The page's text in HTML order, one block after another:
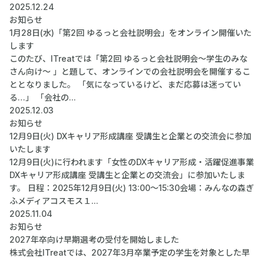
2025.12.24
お知らせ
1月28日(水)「第2回 ゆるっと会社説明会」をオンライン開催いた
します
このたび、ITreatでは「第2回 ゆるっと会社説明会～学生のみな
さん向け～ 」と題して、オンラインでの会社説明会を開催するこ
ととなりました。 「気になっているけど、まだ応募は迷ってい
る…」 「会社の...
2025.12.03
お知らせ
12月9日(火) DXキャリア形成講座 受講生と企業との交流会に参加
いたします
12月9日(火)に行われます「女性のDXキャリア形成・活躍促進事業
DXキャリア形成講座 受講生と企業との交流会」に参加いたしま
す。 日程：2025年12月9日(火) 13:00～15:30会場：みんなの森ぎ
ふメディアコスモス１...
2025.11.04
お知らせ
2027年卒向け早期選考の受付を開始しました
株式会社ITreatでは、2027年3月卒業予定の学生を対象とした早